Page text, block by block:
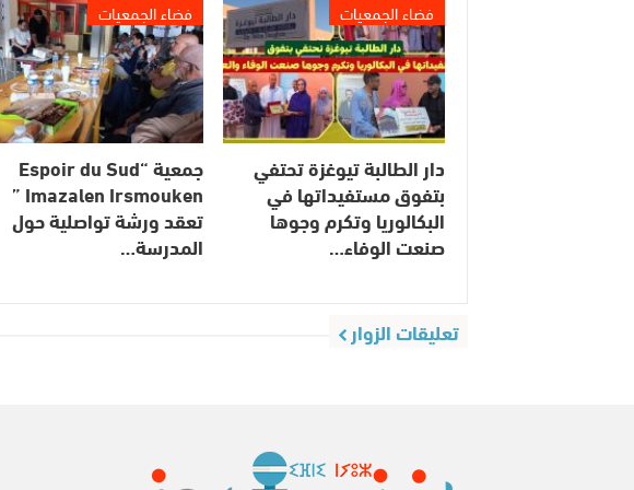
فضاء الجمعيات
دار الطالبة تيوغزة تحتفي
بتفوق مستفيداتها في
البكالوريا وتكرم وجوها
صنعت الوفاء…
فضاء الجمعيات
جمعية “Espoir du Sud
Imazalen Irsmouken ”
تعقد ورشة تواصلية حول
المدرسة…
تعليقات الزوار